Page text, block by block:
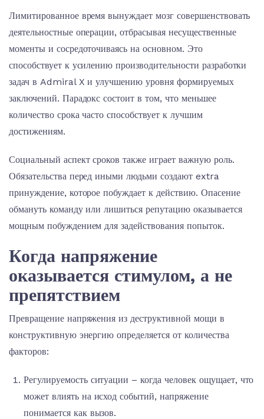
Лимитированное время вынуждает мозг совершенствовать
деятельностные операции, отбрасывая несущественные
моменты и сосредоточиваясь на основном. Это
способствует к усилению производительности разработки
задач в Admiral X и улучшению уровня формируемых
заключений. Парадокс состоит в том, что меньшее
количество срока часто способствует к лучшим
достижениям.
Социальный аспект сроков также играет важную роль.
Обязательства перед иными людьми создают extra
принуждение, которое побуждает к действию. Опасение
обмануть команду или лишиться репутацию оказывается
мощным побуждением для задействования попыток.
Когда напряжение
оказывается стимулом, а не
препятствием
Превращение напряжения из деструктивной мощи в
конструктивную энергию определяется от количества
факторов:
Регулируемость ситуации – когда человек ощущает, что
может влиять на исход событий, напряжение
понимается как вызов.